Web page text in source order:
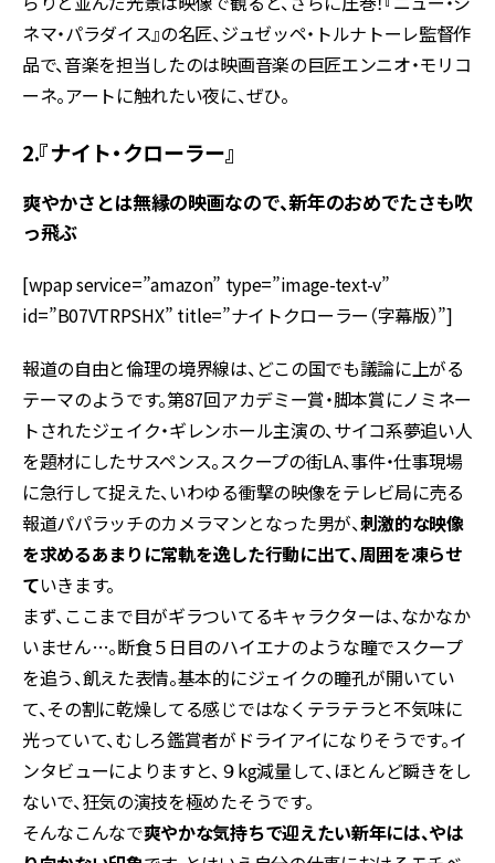
ネマ・パラダイス』の名匠、ジュゼッペ・トルナトーレ監督作
品で、音楽を担当したのは映画音楽の巨匠エンニオ・モリコ
ーネ。アートに触れたい夜に、ぜひ。
2.『ナイト・クローラー』
爽やかさとは無縁の映画なので、新年のおめでたさも吹
っ飛ぶ
[wpap service=”amazon” type=”image-text-v”
id=”B07VTRPSHX” title=”ナイトクローラー（字幕版）”]
報道の自由と倫理の境界線は、どこの国でも議論に上がる
テーマのようです。第87回アカデミー賞・脚本賞にノミネー
トされたジェイク・ギレンホール主演の、サイコ系夢追い人
を題材にしたサスペンス。スクープの街LA、事件・仕事現場
に急行して捉えた、いわゆる衝撃の映像をテレビ局に売る
報道パパラッチのカメラマンとなった男が、刺激的な映像
を求めるあまりに常軌を逸した行動に出て、周囲を凍らせ
ていきます。
まず、ここまで目がギラついてるキャラクターは、なかなか
いません…。断食５日目のハイエナのような瞳でスクープ
を追う、飢えた表情。基本的にジェイクの瞳孔が開いてい
て、その割に乾燥してる感じではなくテラテラと不気味に
光っていて、むしろ鑑賞者がドライアイになりそうです。イ
ンタビューによりますと、９kg減量して、ほとんど瞬きをし
ないで、狂気の演技を極めたそうです。
そんなこんなで爽やかな気持ちで迎えたい新年には、やは